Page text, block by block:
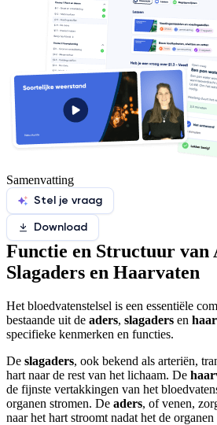
Samenvatting
Stel je vraag
Download
Functie en Structuur van
Slagaders en Haarvaten
Het bloedvatenstelsel is een essentiële
bestaande uit de aders, slagaders en
specifieke kenmerken en functies.
De slagaders, ook bekend als arteriën,
hart naar de rest van het lichaam. De
de fijnste vertakkingen van het
organen stromen. De aders, of venen,
naar het hart stroomt nadat het de